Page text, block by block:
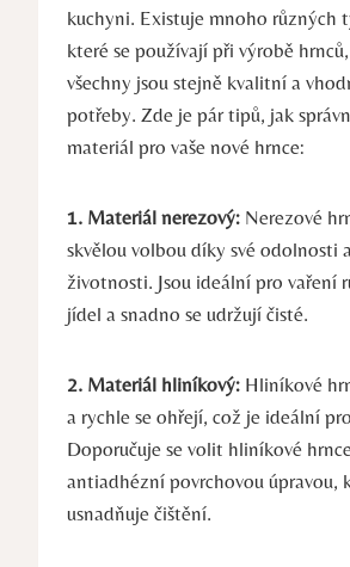
kuchyni. Existuje mnoho různých
které se používají při výrobě
všechny jsou stejně kvalitní a
potřeby. Zde je pár tipů, jak
materiál pro vaše nové hrnce:
1. Materiál nerezový: Nerezové
skvělou volbou díky své odolnosti
životnosti. Jsou ideální pro vaření
jídel a snadno se udržují čisté.
2. Materiál hliníkový: Hliníkové
a rychle se ohřejí, což je ideální
Doporučuje se volit hliníkové
antiadhézní povrchovou úpravou,
usnadňuje čištění.